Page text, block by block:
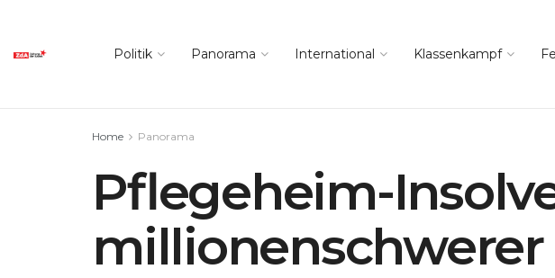
Politik Panorama International Klassenkampf
Home Panorama
Pflegeheim-